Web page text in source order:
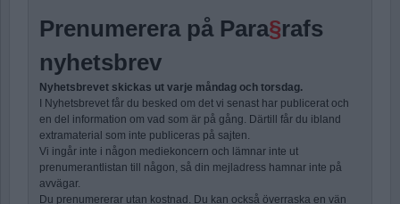
Prenumerera på Para§rafs
nyhetsbrev
Nyhetsbrevet skickas ut varje måndag och torsdag.
I Nyhetsbrevet får du besked om det vi senast har publicerat och
en del information om vad som är på gång. Därtill får du ibland
extramaterial som inte publiceras på sajten.
Vi ingår inte i någon mediekoncern och lämnar inte ut
prenumerantlistan till någon, så din mejladress hamnar inte på
avvägar.
Du prenumererar utan kostnad. Du kan också överraska en vän